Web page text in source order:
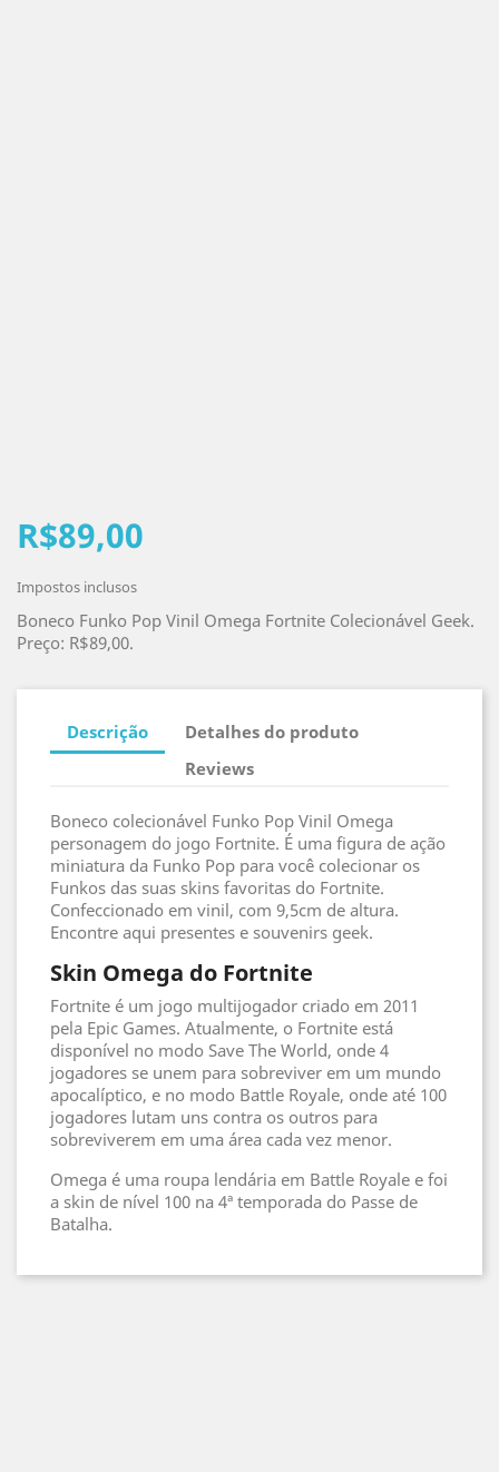
R$89,00
Impostos inclusos
Boneco Funko Pop Vinil Omega Fortnite Colecionável Geek.
Preço: R$89,00.
Descrição
Detalhes do produto
Reviews
Boneco colecionável Funko Pop Vinil Omega
personagem do jogo Fortnite. É uma figura de ação
miniatura da Funko Pop para você colecionar os
Funkos das suas skins favoritas do Fortnite.
Confeccionado em vinil, com 9,5cm de altura.
Encontre aqui presentes e souvenirs geek.
Skin Omega do Fortnite
Fortnite é um jogo multijogador criado em 2011
pela Epic Games. Atualmente, o Fortnite está
disponível no modo Save The World, onde 4
jogadores se unem para sobreviver em um mundo
apocalíptico, e no modo Battle Royale, onde até 100
jogadores lutam uns contra os outros para
sobreviverem em uma área cada vez menor.
Omega é uma roupa lendária em Battle Royale e foi
a skin de nível 100 na 4ª temporada do Passe de
Batalha.